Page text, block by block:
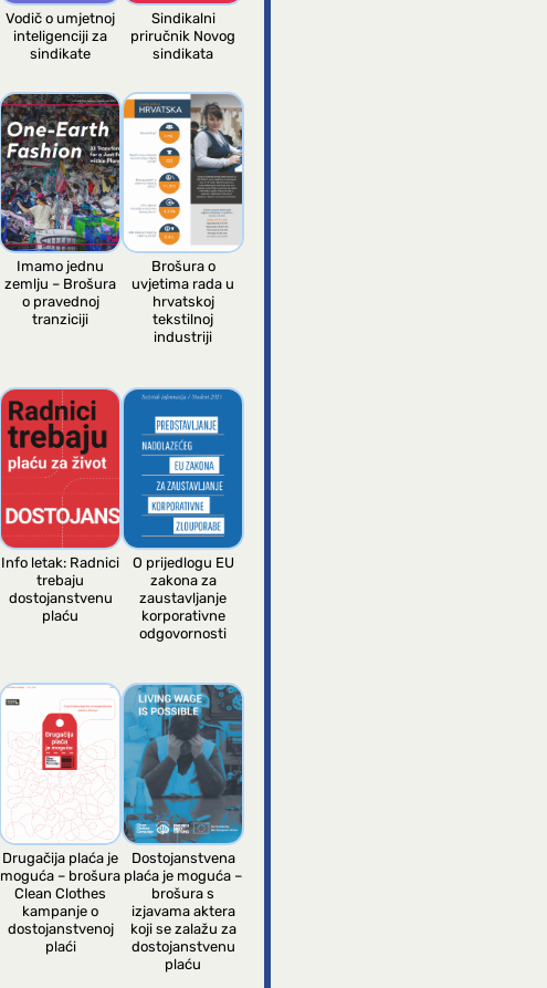
Vodič o umjetnoj
inteligenciji za
sindikate
Sindikalni
priručnik Novog
sindikata
Imamo jednu
zemlju – Brošura
o pravednoj
tranziciji
Brošura o
uvjetima rada u
hrvatskoj
tekstilnoj
industriji
Info letak: Radnici
trebaju
dostojanstvenu
plaću
O prijedlogu EU
zakona za
zaustavljanje
korporativne
odgovornosti
Drugačija plaća je
moguća – brošura
Clean Clothes
kampanje o
dostojanstvenoj
plaći
Dostojanstvena
plaća je moguća –
brošura s
izjavama aktera
koji se zalažu za
dostojanstvenu
plaću